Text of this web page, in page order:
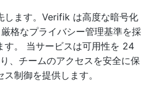
します。Verifik は高度な暗号化
厳格なプライバシー管理基準を採
す。 当サービスは可用性を 24
、チームのアクセスを安全に保
制御を提供します。